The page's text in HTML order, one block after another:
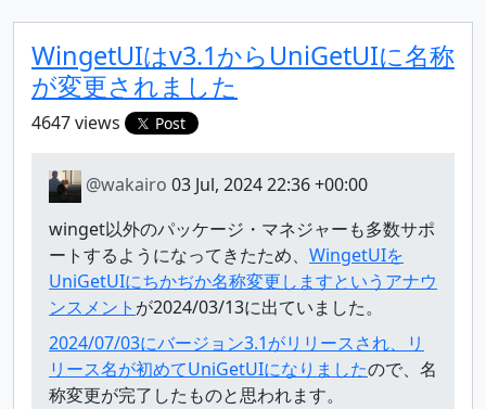
WingetUIはv3.1からUniGetUIに名称
が変更されました
4647 views Post
@wakairo 03 Jul, 2024 22:36 +00:00
winget以外のパッケージ・マネジャーも多数サポ
ートするようになってきたため、 WingetUIを
UniGetUIにちかぢか名称変更しますというアナウ
ンスメント が2024/03/13に出ていました。
2024/07/03にバージョン3.1がリリースされ、リ
リース名が初めてUniGetUIになりましたので、名
称変更が完了したものと思われます。